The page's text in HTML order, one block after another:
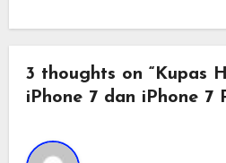
3 thoughts on “Kupas
iPhone 7 dan iPhone 7